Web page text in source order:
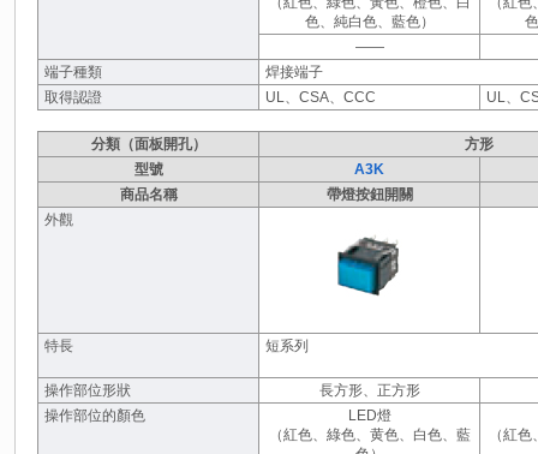
色、純白色、藍色）
――
端子種類
焊接端子
取得認證
UL、CSA、CCC UL、
分類（面板開孔）
方形
型號
A3K
商品名稱
帶燈按鈕開關
外觀
特長 短系列
操作部位形狀
長方形、正方形
操作部位的顏色
LED燈
（紅色、綠色、黄色、白色、藍
（紅